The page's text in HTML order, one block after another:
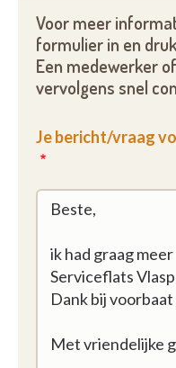
Voor meer
formulier in en
Een medewerker
vervolgens snel
Je bericht/vraag